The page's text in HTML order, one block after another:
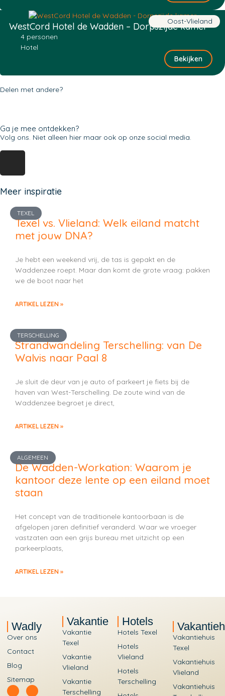
WestCord Hotel de Wadden – Dorpszijde kamer
4 personen
Hotel
Oost-Vlieland
Bekijken
Delen met andere?
Ga je mee ontdekken?
Volg ons. Niet alleen hier maar ook op onze social media.
Meer inspiratie
TEXEL
Texel vs. Vlieland: Welk eiland matcht
met jouw DNA?
Je hebt een weekend vrij, de tas is gepakt en de
Waddenzee roept. Maar dan komt de grote vraag: pakken
we de boot naar het
ARTIKEL LEZEN »
TERSCHELLING
Strandwandeling Terschelling: van De
Walvis naar Paal 8
Je sluit de deur van je auto of parkeert je fiets bij de
haven van West-Terschelling. De zoute wind van de
Waddenzee begroet je direct,
ARTIKEL LEZEN »
ALGEMEEN
De Wadden-Workation: Waarom je
kantoor deze lente op een eiland moet
staan
Het concept van de traditionele kantoorbaan is de
afgelopen jaren definitief veranderd. Waar we vroeger
vastzaten aan een grijs bureau met uitzicht op een
parkeerplaats,
ARTIKEL LEZEN »
Wadly
Over ons
Contact
Blog
Sitemap
Vakantie
Vakantie
Texel
Vakantie
Vlieland
Vakantie
Terschelling
Hotels
Hotels Texel
Hotels
Vlieland
Hotels
Terschelling
Vakantiehuis
Texel
Vakantiehuis
Vlieland
Vakantiehuis